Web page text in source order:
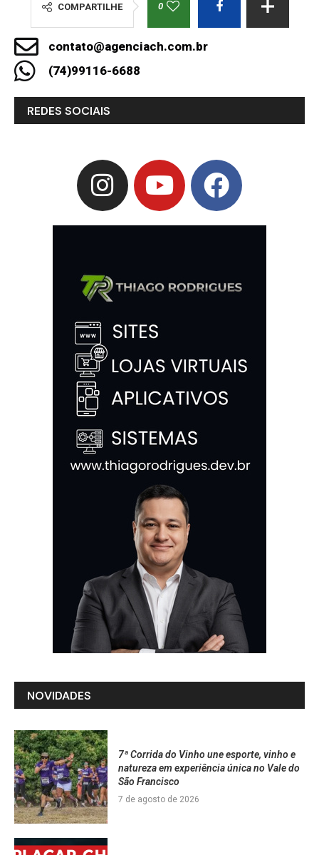
COMPARTILHE 0
contato@agenciach.com.br
(74)99116-6688
REDES SOCIAIS
NOVIDADES
7ª Corrida do Vinho une esporte, vinho e
natureza em experiência única no Vale do
São Francisco
7 de agosto de 2026